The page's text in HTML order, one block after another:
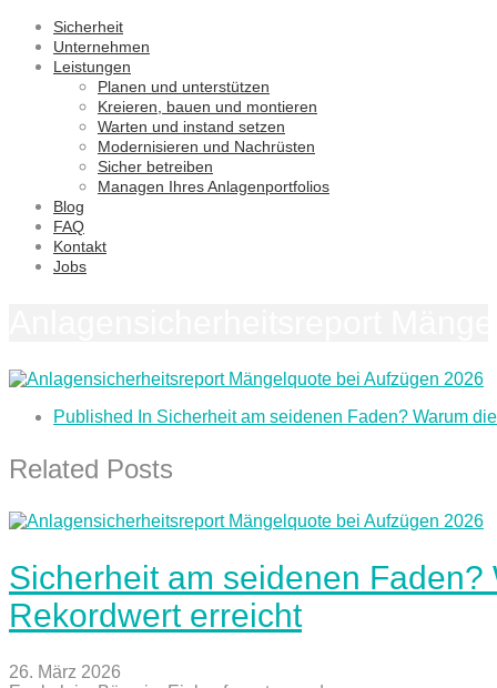
Sicherheit
Unternehmen
Leistungen
Planen und unterstützen
Kreieren, bauen und montieren
Warten und instand setzen
Modernisieren und Nachrüsten
Sicher betreiben
Managen Ihres Anlagenportfolios
Blog
FAQ
Kontakt
Jobs
Published In Sicherheit am seidenen Faden? Warum
Related Posts
Sicherheit am seidenen
Rekordwert erreicht
26. März 2026